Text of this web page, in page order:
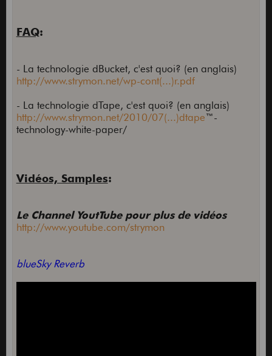
FAQ:
- La technologie dBucket, c'est quoi? (en anglais)
http://www.strymon.net/wp-cont(...)r.pdf
- La technologie dTape, c'est quoi? (en anglais)
http://www.strymon.net/2010/07(...)dtape™-
technology-white-paper/
Vidéos, Samples:
Le Channel YoutTube pour plus de vidéos
http://www.youtube.com/strymon
blueSky Reverb